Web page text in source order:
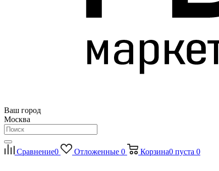
Ваш город
Москва
Сравнение0 Отложенные 0 Корзина0 пуста 0